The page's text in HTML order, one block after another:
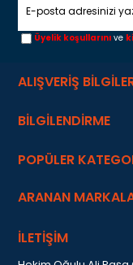
Üyelik koşullarını ve
ALIŞVERİŞ
BİLGİLENDİRME
POPÜLER
ARANAN
İLETİŞİM